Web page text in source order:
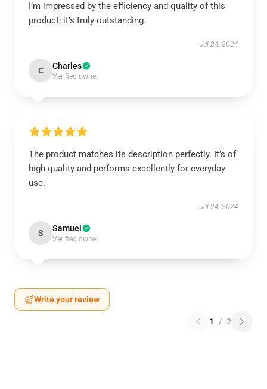
I’m impressed by the efficiency and quality of this
product; it’s truly outstanding.
Jul 24, 2024
C Charles
Verified owner
The product matches its description perfectly. It’s of
high quality and performs excellently for everyday
use.
Jul 24, 2024
S Samuel
Verified owner
Write your review
1 / 2